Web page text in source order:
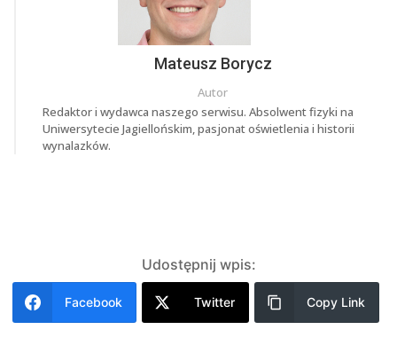
Mateusz Borycz
Autor
Redaktor i wydawca naszego serwisu. Absolwent fizyki na
Uniwersytecie Jagiellońskim, pasjonat oświetlenia i historii
wynalazków.
Udostępnij wpis:
Facebook Twitter Copy Link